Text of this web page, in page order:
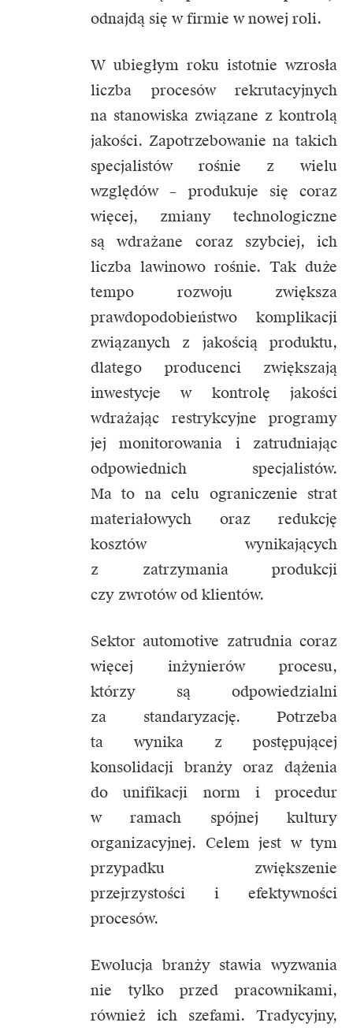
odnajdą się w firmie w nowej roli.
W ubiegłym roku istotnie wzrosła
liczba procesów rekrutacyjnych
na stanowiska związane z kontrolą
jakości. Zapotrzebowanie na takich
specjalistów rośnie z wielu
względów – produkuje się coraz
więcej, zmiany technologiczne
są wdrażane coraz szybciej, ich
liczba lawinowo rośnie. Tak duże
tempo rozwoju zwiększa
prawdopodobieństwo komplikacji
związanych z jakością produktu,
dlatego producenci zwiększają
inwestycje w kontrolę jakości
wdrażając restrykcyjne programy
jej monitorowania i zatrudniając
odpowiednich specjalistów.
Ma to na celu ograniczenie strat
materiałowych oraz redukcję
kosztów wynikających
z zatrzymania produkcji
czy zwrotów od klientów.
Sektor automotive zatrudnia coraz
więcej inżynierów procesu,
którzy są odpowiedzialni
za standaryzację. Potrzeba
ta wynika z postępującej
konsolidacji branży oraz dążenia
do unifikacji norm i procedur
w ramach spójnej kultury
organizacyjnej. Celem jest w tym
przypadku zwiększenie
przejrzystości i efektywności
procesów.
Ewolucja branży stawia wyzwania
nie tylko przed pracownikami,
również ich szefami. Tradycyjny,